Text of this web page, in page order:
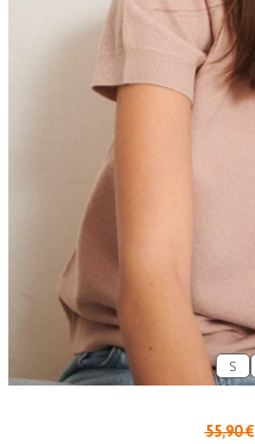
S
55,90 €